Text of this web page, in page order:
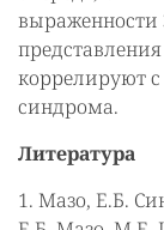
выраженности
коррелируют
синдрома.
Литература
1. Мазо, Е.Б.